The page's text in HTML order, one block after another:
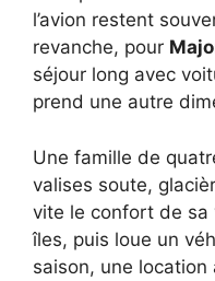
l’avion restent
revanche, pour
séjour long avec
prend une autre
Une famille de
valises soute,
vite le confort de sa
îles, puis loue un
saison, une